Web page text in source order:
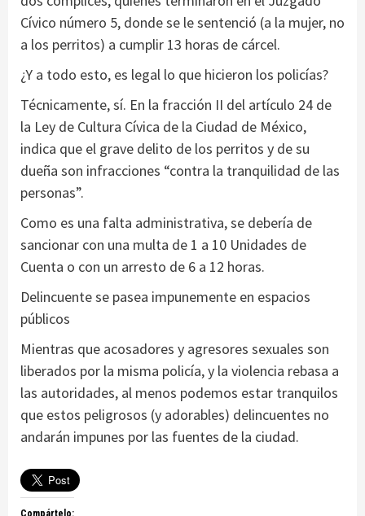
Cívico número 5, donde se le sentenció (a la mujer, no
a los perritos) a cumplir 13 horas de cárcel.
¿Y a todo esto, es legal lo que hicieron los policías?
Técnicamente, sí. En la fracción II del artículo 24 de
la Ley de Cultura Cívica de la Ciudad de México,
indica que el grave delito de los perritos y de su
dueña son infracciones “contra la tranquilidad de las
personas”.
Como es una falta administrativa, se debería de
sancionar con una multa de 1 a 10 Unidades de
Cuenta o con un arresto de 6 a 12 horas.
Delincuente se pasea impunemente en espacios
públicos
Mientras que acosadores y agresores sexuales son
liberados por la misma policía, y la violencia rebasa a
las autoridades, al menos podemos estar tranquilos
que estos peligrosos (y adorables) delincuentes no
andarán impunes por las fuentes de la ciudad.
Compártelo: